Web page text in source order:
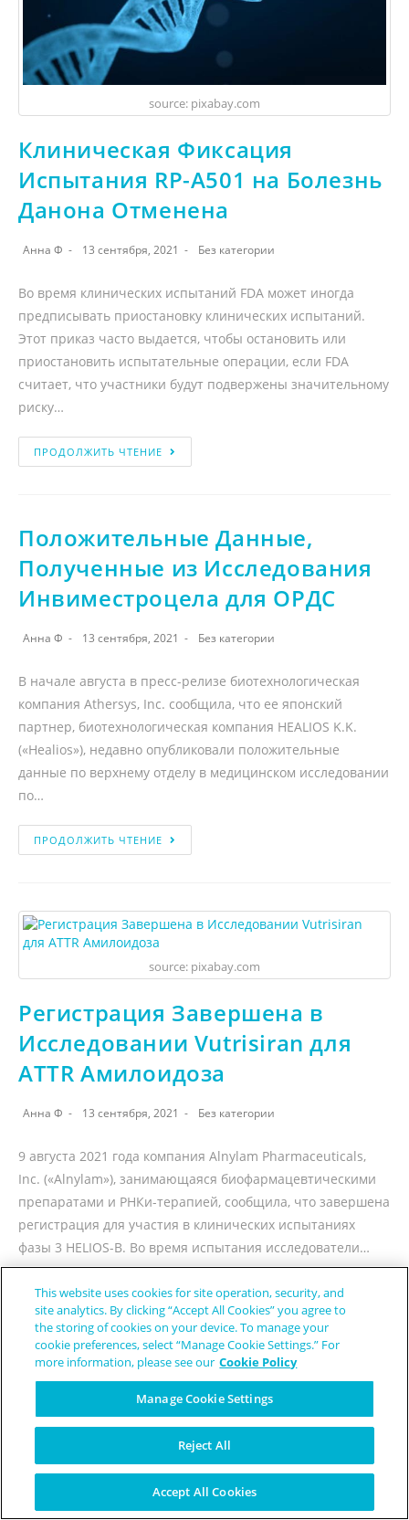
source: pixabay.com
Клиническая Фиксация
Испытания RP-A501 на Болезнь
Данона Отменена
Анна Ф 13 сентября, 2021 Без категории
Во время клинических испытаний FDA может иногда
предписывать приостановку клинических испытаний.
Этот приказ часто выдается, чтобы остановить или
приостановить испытательные операции, если FDA
считает, что участники будут подвержены значительному
риску…
ПРОДОЛЖИТЬ ЧТЕНИЕ
Положительные Данные,
Полученные из Исследования
Инвиместроцела для ОРДС
Анна Ф 13 сентября, 2021 Без категории
В начале августа в пресс-релизе биотехнологическая
компания Athersys, Inc. сообщила, что ее японский
партнер, биотехнологическая компания HEALIOS K.K.
(«Healios»), недавно опубликовали положительные
данные по верхнему отделу в медицинском исследовании
по…
ПРОДОЛЖИТЬ ЧТЕНИЕ
source: pixabay.com
Регистрация Завершена в
Исследовании Vutrisiran для
ATTR Амилоидоза
Анна Ф 13 сентября, 2021 Без категории
9 августа 2021 года компания Alnylam Pharmaceuticals,
Inc. («Alnylam»), занимающаяся биофармацевтическими
препаратами и РНКи-терапией, сообщила, что завершена
регистрация для участия в клинических испытаниях
фазы 3 HELIOS-B. Во время испытания исследователи…
ПРОДОЛЖИТЬ ЧТЕНИЕ
https://unsplash.com/photos/Rg0KmrUPB_Q
NFX-179 Предоставлен Статус
Орфанного Лекарства для
This website uses cookies for site operation, security, and
site analytics. By clicking “Accept All Cookies” you agree to
the storing of cookies on your device. To manage your
cookie preferences, select “Manage Cookie Settings.” For
more information, please see our Cookie Policy
Manage Cookie Settings
Reject All
Accept All Cookies